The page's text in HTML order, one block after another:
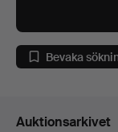
Bevaka
Auktionsarkivet